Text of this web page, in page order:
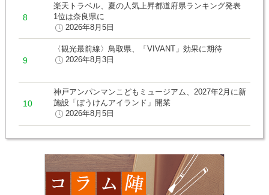
楽天トラベル、夏の人気上昇都道府県ランキング発表
1位は奈良県に
2026年8月5日
〈観光最前線〉鳥取県、「VIVANT」効果に期待
2026年8月3日
神戸アンパンマンこどもミュージアム、2027年2月に新
施設「ぼうけんアイランド」開業
2026年8月5日